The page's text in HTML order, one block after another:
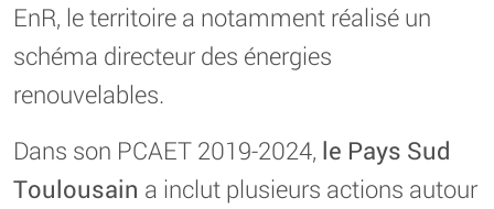
EnR, le territoire a notamment réalisé un
schéma directeur des énergies
renouvelables.
Dans son PCAET 2019-2024, le Pays Sud
Toulousain a inclut plusieurs actions autour